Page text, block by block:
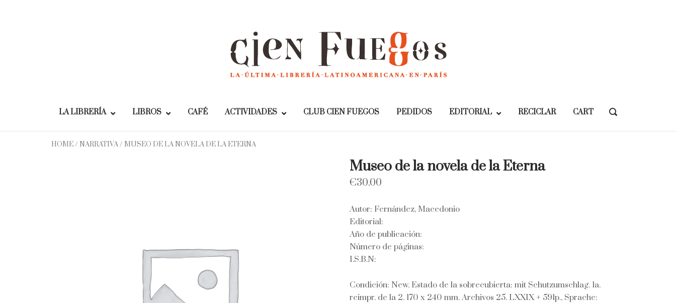
LA LIBRERÍA LIBROS CAFÉ ACTIVIDADES CLUB CIEN FUEGOS PEDIDOS EDITORIAL RECICLAR CART
OPEN
BAR
HOME/ NARRATIVA/ MUSEO DE LA NOVELA DE LA ETERNA
Museo de la novela de la Eterna
€30.00
Autor: Fernández, Macedonio
Editorial:
Año de publicación:
Número de páginas:
I.S.B.N:
Condición: New. Estado de la sobrecubierta: mit Schutzumschlag. 1a.
reimpr. de la 2. 170 x 240 mm. Archivos 25. LXXIX + 591p., Sprache: